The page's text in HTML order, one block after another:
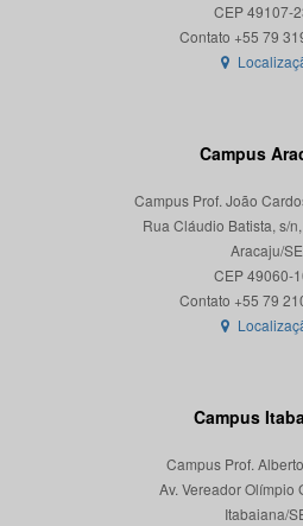
CEP 49107-
Campus
Campus Prof. João
Rua Cláudio Batista, s/
Aracaju/SE
CEP 49060-
Campus
Campus Prof.
Av. Vereador Olímpio
Itabaiana/